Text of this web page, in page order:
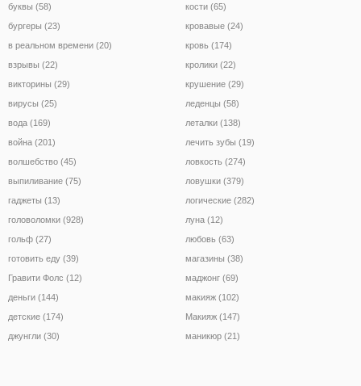
буквы (58)
бургеры (23)
в реальном времени (20)
взрывы (22)
викторины (29)
вирусы (25)
вода (169)
война (201)
волшебство (45)
выпиливание (75)
гаджеты (13)
головоломки (928)
гольф (27)
готовить еду (39)
Гравити Фолс (12)
деньги (144)
детские (174)
джунгли (30)
кости (65)
кровавые (24)
кровь (174)
кролики (22)
крушение (29)
леденцы (58)
леталки (138)
лечить зубы (19)
ловкость (274)
ловушки (379)
логические (282)
луна (12)
любовь (63)
магазины (38)
маджонг (69)
макияж (102)
Макияж (147)
маникюр (21)